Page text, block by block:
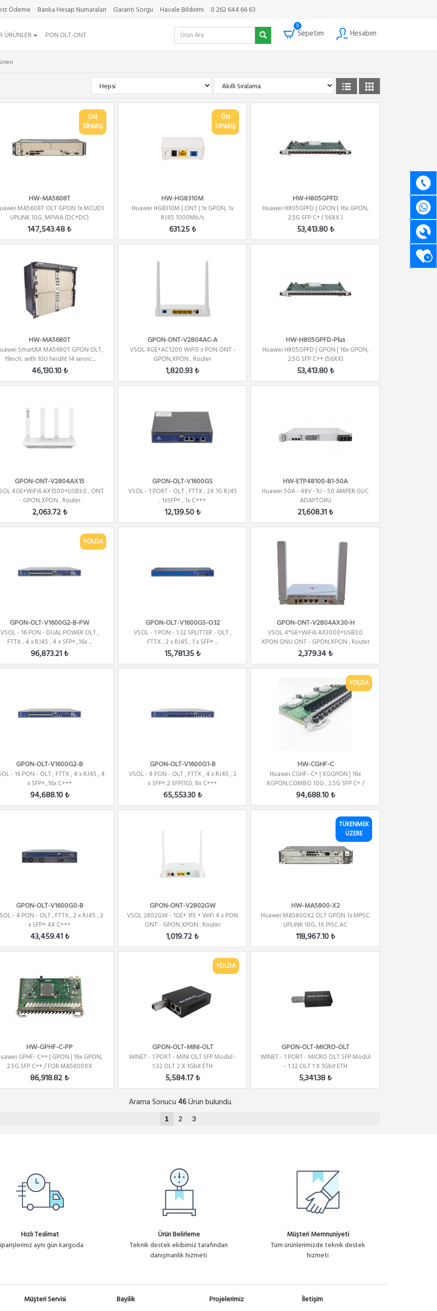
Ödeme Banka Hesap Numaraları Garanti Sorgu Havale Bildirimi 0 262 644 66 63
ÜRÜNLER PON OLT-ONT
0
Sepetim Hesabım
0
ÖN
SİPARİŞ
HW-MA5608T
MA5608T OLT GPON 1x MCUD1
UPLINK 10G, MPWA (DC+DC)
147,543.48 ₺
ÖN
SİPARİŞ
HW-HG8310M
Huawei HG8310M | ONT | 1x GPON, 1x
RJ45 1000Mb/s
631.25 ₺
HW-H805GPFD
Huawei H805GPFD | GPON | 16x GPON,
2.5G SFP C+ ( 56XX )
53,413.80 ₺
HW-MA5680T
SmartAX MA5680T GPON OLT,
19inch, with 10U height 14 servic...
46,130.10 ₺
GPON-ONT-V2804AC-A
VSOL 4GE+AC1200 WiFi5 x PON ONT -
GPON,XPON , Router
1,820.93 ₺
HW-H805GPFD-Plus
Huawei H805GPFD | GPON | 16x GPON,
2.5G SFP C++ (56XX)
53,413.80 ₺
GPON-ONT-V2804AX15
4GE+WiFi6 AX1500+USB3.0 , ONT
- GPON,XPON , Router
2,063.72 ₺
GPON-OLT-V1600GS
VSOL - 1 PORT - OLT , FTTX , 2X 1G RJ45
, 1xSFP+ , 1x C+++
12,139.50 ₺
HW-ETP48100-B1-50A
Huawei 50A - 48V -1U - 50 AMPER GUC
ADAPTORU
21,608.31 ₺
YOLDA
GPON-OLT-V1600G2-B-PW
VSOL - 16 PON - DUAL POWER OLT ,
FTTX , 4 x RJ45 , 4 x SFP+,,16x ...
96,873.21 ₺
GPON-OLT-V1600GS-O32
VSOL - 1 PON - 1:32 SPLITTER - OLT ,
FTTX , 2 x RJ45 , 1 x SFP+ ...
15,781.35 ₺
GPON-ONT-V2804AX30-H
VSOL 4*GE+WiFi6 AX3000+USB3.0
XPON ONU ONT - GPON,XPON , Router
2,379.34 ₺
GPON-OLT-V1600G2-B
- 16 PON - OLT , FTTX , 4 x RJ45 , 4
x SFP+,,16x C+++
94,688.10 ₺
GPON-OLT-V1600G1-B
VSOL - 8 PON - OLT , FTTX , 4 x RJ45 , 2
x SFP+,2 SFP(1G), 8x C+++
65,553.30 ₺
YOLDA
HW-CGHF-C
Huawei CGHF- C+ | XGGPON | 16x
XGPON,COMBO 10G , 2.5G SFP C+ /
FOR...
94,688.10 ₺
GPON-OLT-V1600G0-B
- 4 PON - OLT , FTTX , 2 x RJ45 , 2
x SFP+ 4X C+++
43,459.41 ₺
GPON-ONT-V2802GW
VSOL 2802GW - 1GE+ 1FE + WiFi 4 x PON
ONT - GPON,XPON , Router
1,019.72 ₺
TÜKENMEK
ÜZERE
HW-MA5800-X2
Huawei MA5800X2 OLT GPON 1x MPSC
UPLINK 10G, 1X PISC AC
118,967.10 ₺
HW-GPHF-C-PP
GPHF- C++ | GPON | 16x GPON,
2.5G SFP C++ / FOR MA5800XX
86,918.82 ₺
YOLDA
GPON-OLT-MINI-OLT
WINET - 1 PORT - MINI OLT SFP Modül -
1:32 OLT 2 X 1Gbit ETH
5,584.17 ₺
GPON-OLT-MICRO-OLT
WINET - 1 PORT - MICRO OLT SFP Modül
- 1:32 OLT 1 X 1Gbit ETH
5,341.38 ₺
Arama Sonucu 46Ürün bulundu.
1 2 3
Hızlı Teslimat
aynı gün kargoda
Ürün Belirleme
Teknik destek ekibimiz tarafından
danışmanlık hizmeti
Müşteri Memnuniyeti
Tüm ürünlerimizde teknik destek
hizmeti
Müşteri Servisi
Bayilik
Projelerimiz
İletişim